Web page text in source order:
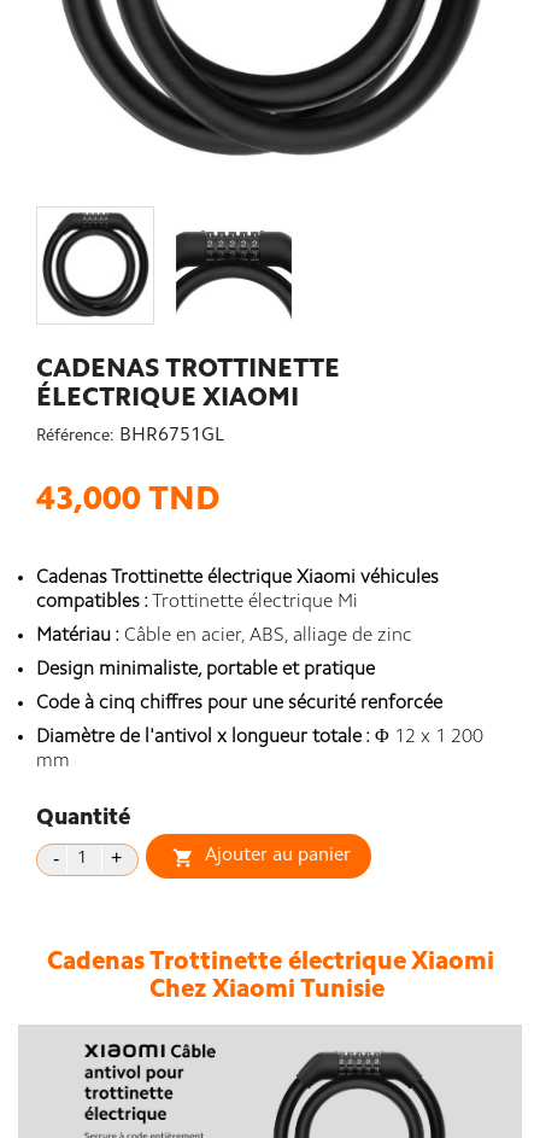
CADENAS TROTTINETTE
ÉLECTRIQUE XIAOMI
Référence: BHR6751GL
43,000 TND
Cadenas Trottinette électrique Xiaomi véhicules
compatibles : Trottinette électrique Mi
Matériau : Câble en acier, ABS, alliage de zinc
Design minimaliste, portable et pratique
Code à cinq chiffres pour une sécurité renforcée
Diamètre de l'antivol x longueur totale : Φ 12 x 1 200
mm
Quantité
 Ajouter au panier
Cadenas Trottinette électrique Xiaomi
Chez Xiaomi Tunisie